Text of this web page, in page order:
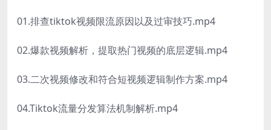
01.排查tiktok视频限流原因以及过审技巧.mp4
02.爆款视频解析，提取热门视频的底层逻辑.mp4
03.二次视频修改和符合短视频逻辑制作方案.mp4
04.Tiktok流量分发算法机制解析.mp4